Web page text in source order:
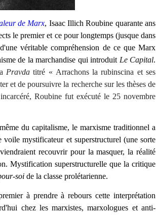
de Marx, Isaac Illich Roubine quarante ans
le premier et ce pour longtemps (jusque dans
véritable compréhension de ce que Marx
de la marchandise qui introduit Le Capital.
Pravdatitré « Arrachons la rubinscina et ses
et de poursuivre la recherche sur les thèses de
Roubine fut exécuté le 25 novembre
du capitalisme, le marxisme traditionnel a
mystificateur et superstructurel (une sorte
recouvrir pour la masquer, la réalité
Mystification superstructurelle que la critique
soi de la classe prolétarienne.
à prendre à rebours cette interprétation
chez les marxistes, marxologues et anti-